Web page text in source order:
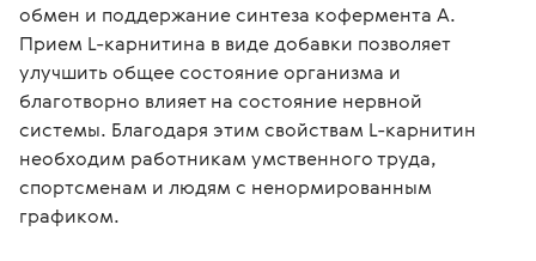
обмен и поддержание синтеза кофермента А.
Прием L-карнитина в виде добавки позволяет
улучшить общее состояние организма и
благотворно влияет на состояние нервной
системы. Благодаря этим свойствам L-карнитин
необходим работникам умственного труда,
спортсменам и людям с ненормированным
графиком.